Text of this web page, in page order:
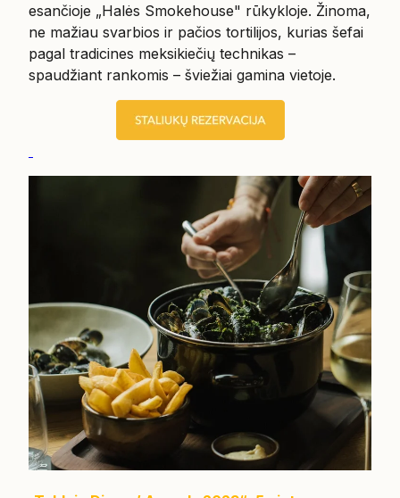
esančioje „Halės Smokehouse" rūkykloje. Žinoma,
ne mažiau svarbios ir pačios tortilijos, kurias šefai
pagal tradicines meksikiečių technikas –
spaudžiant rankomis – šviežiai gamina vietoje.